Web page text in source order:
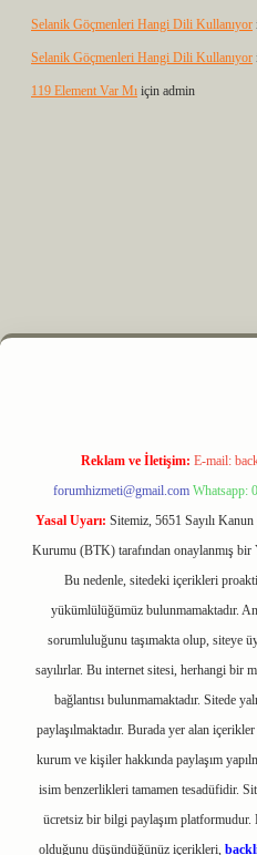
Selanik Göçmenleri Hangi Dili Kullanıyor
Selanik Göçmenleri Hangi Dili Kullanıyor
119 Element Var Mı için admin
Reklam ve İletişim: E-mail:
forumhizmeti@gmail.com Whatsapp:
Yasal Uyarı: Sitemiz, 5651 Sayılı
Kurumu (BTK) tarafından onaylanmış bir
Bu nedenle, sitedeki içerikleri
yükümlülüğümüz bulunmamaktadır.
sorumluluğunu taşımakta olup, siteye
sayılırlar. Bu internet sitesi, herhangi bir
bağlantısı bulunmamaktadır. Sitede
paylaşılmaktadır. Burada yer alan
kurum ve kişiler hakkında paylaşım
isim benzerlikleri tamamen tesadüfidir.
ücretsiz bir bilgi paylaşım platformudur.
olduğunu düşündüğünüz içerikleri,